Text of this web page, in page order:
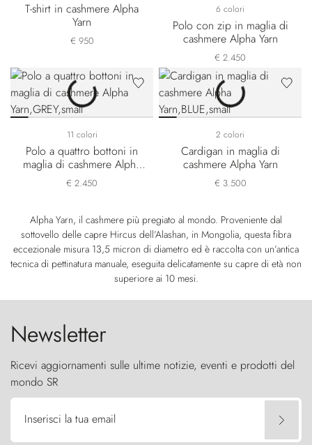
T-shirt in cashmere Alpha
Yarn
€ 950
6 colori
Polo con zip in maglia di
cashmere Alpha Yarn
€ 2.450
11 colori
Polo a quattro bottoni in
maglia di cashmere Alpha
Yarn
€ 2.450
2 colori
Cardigan in maglia di
cashmere Alpha Yarn
€ 3.500
Alpha Yarn, il cashmere più pregiato al mondo. Proveniente dal
sottovello delle capre Hircus dell’Alashan, in Mongolia, questa fibra
eccezionale misura 13,5 micron di diametro ed è raccolta con un’antica
tecnica di pettinatura manuale, eseguita delicatamente su capre di età non
superiore ai 10 mesi.
Newsletter
Ricevi aggiornamenti sulle ultime notizie, eventi e prodotti del
mondo SR
Inserisci la tua email